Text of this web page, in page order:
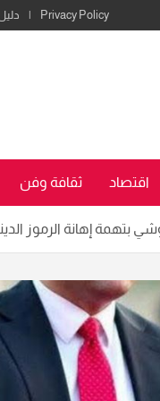
Privacy Policy
اقتصاد ثقافة وفن
إهانة الرموز